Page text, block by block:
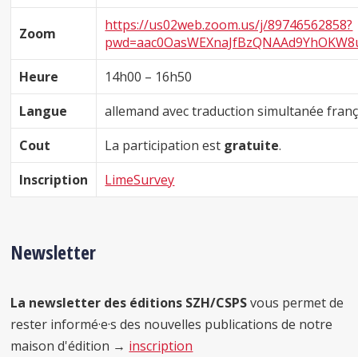
Zoom
https://us02web.zoom.us/j/89746562858?
Heure
14h00 – 16h50
Langue
allemand avec traduction simultanée
Cout
La participation est gratuite.
Inscription
LimeSurvey
Newsletter
La newsletter des éditions SZH/CSPSvous permet de
rester informé·e·s des nouvelles publications de notre
maison d'édition → inscription